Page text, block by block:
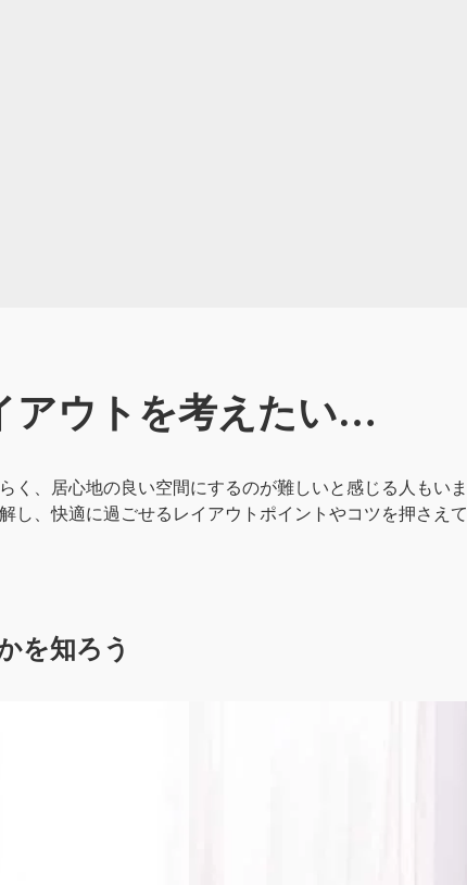
アウトを考えたい…
く、居心地の良い空間にするのが難しいと感じる人もいま
し、快適に過ごせるレイアウトポイントやコツを押さえて
を知ろう